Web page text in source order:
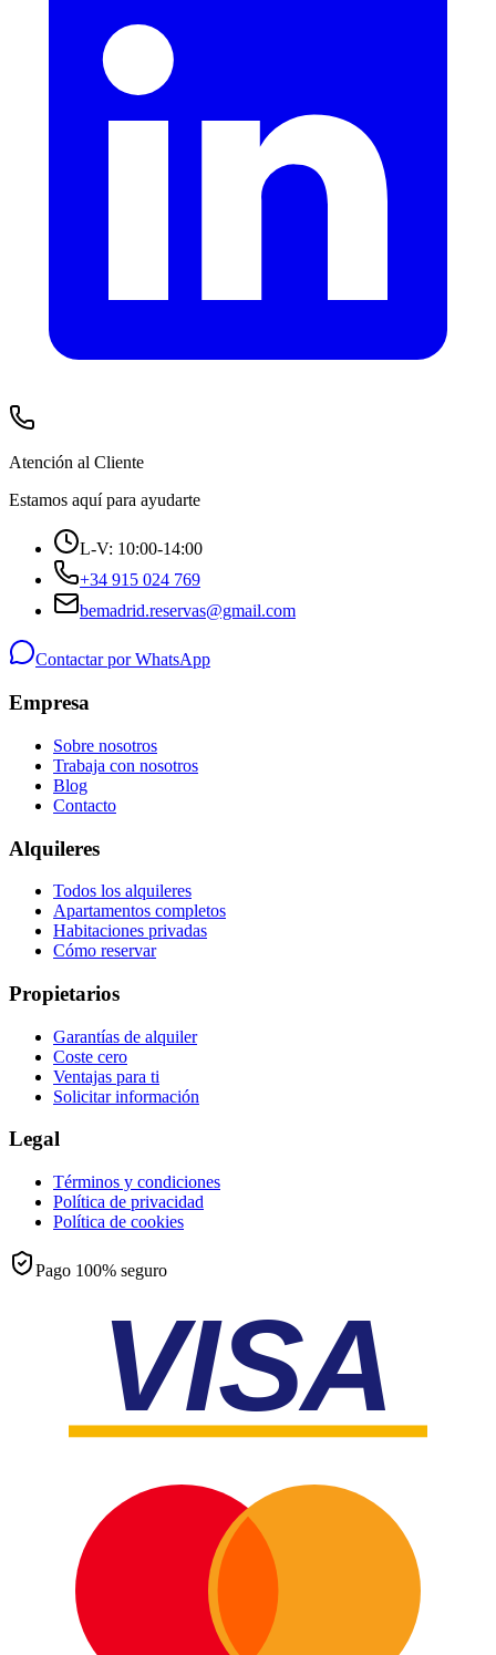
Atención al Cliente
Estamos aquí para ayudarte
L-V: 10:00-14:00
+34 915 024 769
bemadrid.reservas@gmail.com
Contactar por WhatsApp
Empresa
Sobre nosotros
Trabaja con nosotros
Blog
Contacto
Alquileres
Todos los alquileres
Apartamentos completos
Habitaciones privadas
Cómo reservar
Propietarios
Garantías de alquiler
Coste cero
Ventajas para ti
Solicitar información
Legal
Términos y condiciones
Política de privacidad
Política de cookies
Pago 100% seguro
VISA